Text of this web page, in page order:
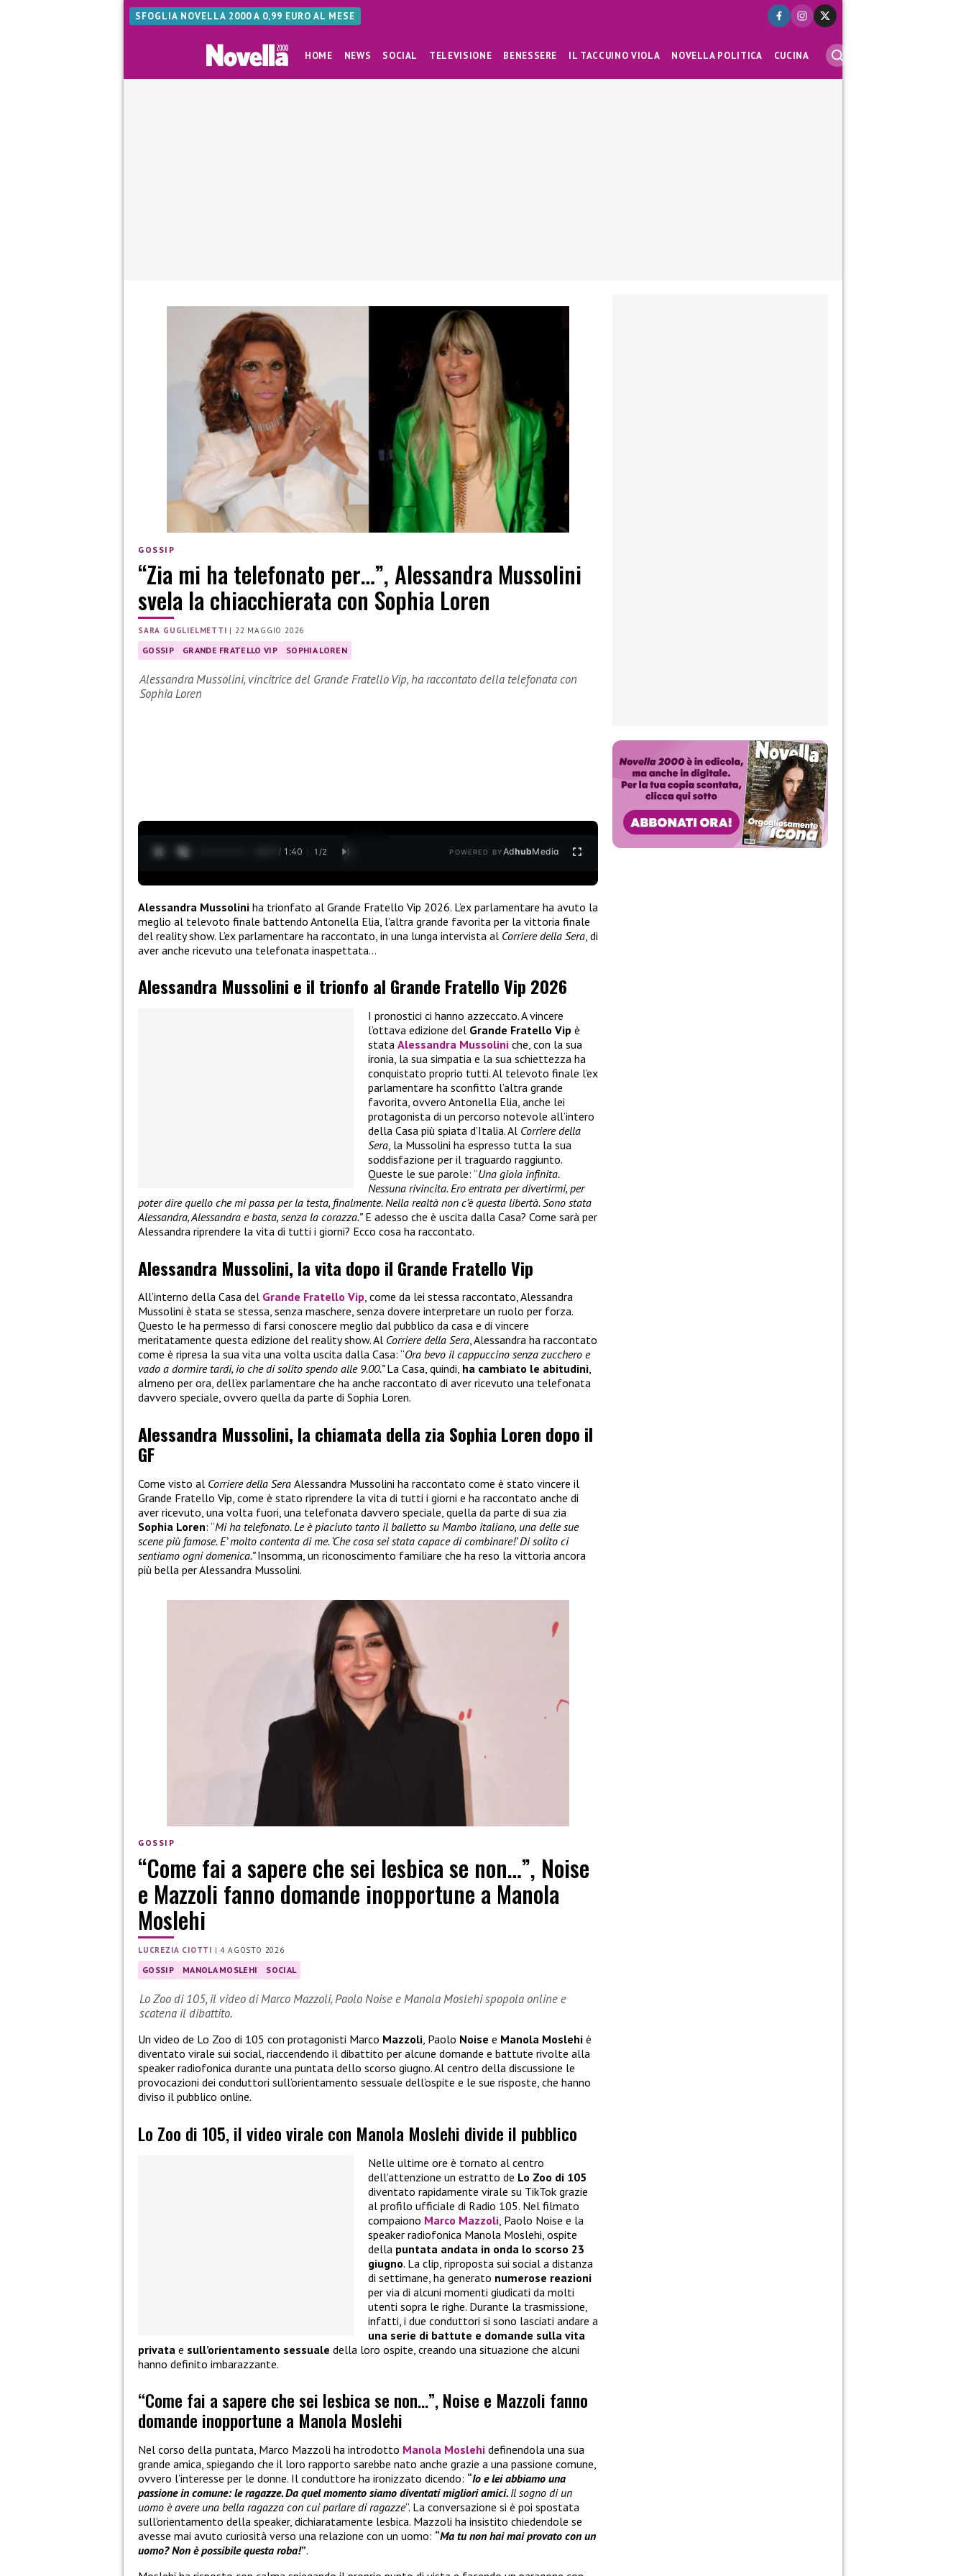
SFOGLIA NOVELLA 2000 A 0,99 EURO AL MESE
HOME NEWS SOCIAL TELEVISIONE BENESSERE IL TACCUINO VIOLA NOVELLA POLITICA CUCINA
GOSSIP
“Zia mi ha telefonato per…”, Alessandra Mussolini
svela la chiacchierata con Sophia Loren
SARA GUGLIELMETTI |22 MAGGIO 2026
GOSSIP GRANDE FRATELLO VIP SOPHIA LOREN
Alessandra Mussolini, vincitrice del Grande Fratello Vip, ha raccontato della telefonata con
Sophia Loren
0:28 / 1:40 1 /2 POWERED BYAdhubMedia
Alessandra Mussolini ha trionfato al Grande Fratello Vip 2026. L’ex parlamentare ha avuto la
meglio al televoto finale battendo Antonella Elia, l’altra grande favorita per la vittoria finale
del reality show. L’ex parlamentare ha raccontato, in una lunga intervista al Corriere della Sera , di
aver anche ricevuto una telefonata inaspettata…
Alessandra Mussolini e il trionfo al Grande Fratello Vip 2026
I pronostici ci hanno azzeccato. A vincere
l’ottava edizione del Grande Fratello Vip è
stata Alessandra Mussolini che, con la sua
ironia, la sua simpatia e la sua schiettezza ha
conquistato proprio tutti. Al televoto finale l’ex
parlamentare ha sconfitto l’altra grande
favorita, ovvero Antonella Elia, anche lei
protagonista di un percorso notevole all’intero
della Casa più spiata d’Italia. Al Corriere della
Sera, la Mussolini ha espresso tutta la sua
soddisfazione per il traguardo raggiunto.
Queste le sue parole: “Una gioia infinita.
Nessuna rivincita. Ero entrata per divertirmi, per
poter dire quello che mi passa per la testa, finalmente. Nella realtà non c’è questa libertà. Sono stata
Alessandra, Alessandra e basta, senza la corazza.”E adesso che è uscita dalla Casa? Come sarà per
Alessandra riprendere la vita di tutti i giorni? Ecco cosa ha raccontato.
Alessandra Mussolini, la vita dopo il Grande Fratello Vip
All’interno della Casa del Grande Fratello Vip, come da lei stessa raccontato, Alessandra
Mussolini è stata se stessa, senza maschere, senza dovere interpretare un ruolo per forza.
Questo le ha permesso di farsi conoscere meglio dal pubblico da casa e di vincere
meritatamente questa edizione del reality show. Al Corriere della Sera, Alessandra ha raccontato
come è ripresa la sua vita una volta uscita dalla Casa: “Ora bevo il cappuccino senza zucchero e
vado a dormire tardi, io che di solito spendo alle 9.00.”La Casa, quindi, ha cambiato le abitudini,
almeno per ora, dell’ex parlamentare che ha anche raccontato di aver ricevuto una telefonata
davvero speciale, ovvero quella da parte di Sophia Loren.
Alessandra Mussolini, la chiamata della zia Sophia Loren dopo il
GF
Come visto al Corriere della Sera Alessandra Mussolini ha raccontato come è stato vincere il
Grande Fratello Vip, come è stato riprendere la vita di tutti i giorni e ha raccontato anche di
aver ricevuto, una volta fuori, una telefonata davvero speciale, quella da parte di sua zia
Sophia Loren: “Mi ha telefonato. Le è piaciuto tanto il balletto su Mambo italiano, una delle sue
scene più famose. E’ molto contenta di me. ‘Che cosa sei stata capace di combinare!’ Di solito ci
sentiamo ogni domenica.”Insomma, un riconoscimento familiare che ha reso la vittoria ancora
più bella per Alessandra Mussolini.
GOSSIP
“Come fai a sapere che sei lesbica se non…”, Noise
e Mazzoli fanno domande inopportune a Manola
Moslehi
LUCREZIA CIOTTI |4 AGOSTO 2026
GOSSIP MANOLA MOSLEHI SOCIAL
Lo Zoo di 105, il video di Marco Mazzoli, Paolo Noise e Manola Moslehi spopola online e
scatena il dibattito.
Un video de Lo Zoo di 105 con protagonisti Marco Mazzoli, Paolo Noise e Manola Moslehi è
diventato virale sui social, riaccendendo il dibattito per alcune domande e battute rivolte alla
speaker radiofonica durante una puntata dello scorso giugno. Al centro della discussione le
provocazioni dei conduttori sull’orientamento sessuale dell’ospite e le sue risposte, che hanno
diviso il pubblico online.
Lo Zoo di 105, il video virale con Manola Moslehi divide il pubblico
Nelle ultime ore è tornato al centro
dell’attenzione un estratto de Lo Zoo di 105
diventato rapidamente virale su TikTok grazie
al profilo ufficiale di Radio 105. Nel filmato
compaiono Marco Mazzoli , Paolo Noise e la
speaker radiofonica Manola Moslehi, ospite
della puntata andata in onda lo scorso 23
giugno. La clip, riproposta sui social a distanza
di settimane, ha generato numerose reazioni
per via di alcuni momenti giudicati da molti
utenti sopra le righe. Durante la trasmissione,
infatti, i due conduttori si sono lasciati andare a
una serie di battute e domande sulla vita
privata e sull’orientamento sessuale della loro ospite, creando una situazione che alcuni
hanno definito imbarazzante.
“Come fai a sapere che sei lesbica se non…”, Noise e Mazzoli fanno
domande inopportune a Manola Moslehi
Nel corso della puntata, Marco Mazzoli ha introdotto Manola Moslehi definendola una sua
grande amica, spiegando che il loro rapporto sarebbe nato anche grazie a una passione comune,
ovvero l’interesse per le donne. Il conduttore ha ironizzato dicendo: “Io e lei abbiamo una
passione in comune: le ragazze. Da quel momento siamo diventati migliori amici. Il sogno di un
uomo è avere una bella ragazza con cui parlare di ragazze”. La conversazione si è poi spostata
sull’orientamento della speaker, dichiaratamente lesbica. Mazzoli ha insistito chiedendole se
avesse mai avuto curiosità verso una relazione con un uomo: “Ma tu non hai mai provato con un
uomo? Non è possibile questa roba!”.